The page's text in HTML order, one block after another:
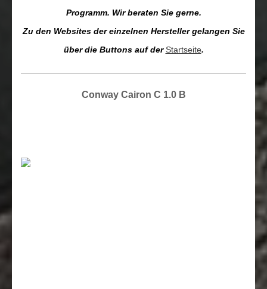
Programm. Wir beraten Sie gerne.
Zu den Websites der einzelnen Hersteller gelangen Sie
über die Buttons auf derStartseite.
Conway Cairon C 1.0 B